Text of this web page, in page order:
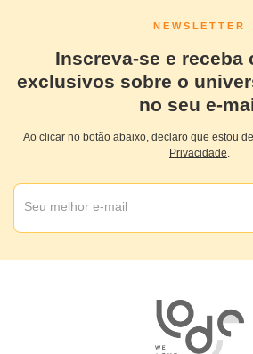
NEWSLETTER
Inscreva-se e receba
exclusivos sobre o
no seu e-
Ao clicar no botão abaixo, declaro que estou
Privacidade.